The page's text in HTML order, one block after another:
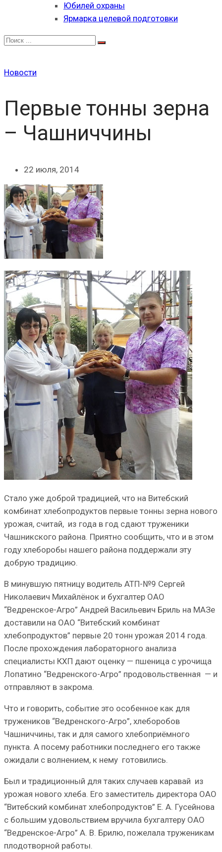
Юбилей охраны
Ярмарка целевой подготовки
Новости
Первые тонны зерна
– Чашниччины
22 июля, 2014
Стало уже доброй традицией, что на Витебский
комбинат хлебопродуктов первые тонны зерна нового
урожая, считай, из года в год сдают труженики
Чашникского района. Приятно сообщить, что и в этом
году хлеборобы нашего района поддержали эту
добрую традицию.
В минувшую пятницу водитель АТП-№9 Сергей
Николаевич Михайлёнок и бухгалтер ОАО
“Ведренское-Агро” Андрей Васильевич Бриль на МАЗе
доставили на ОАО “Витебский комбинат
хлебопродуктов” первые 20 тонн урожая 2014 года.
После прохождения лабораторного анализа
специалисты КХП дают оценку — пшеница с урочища
Лопатино “Ведренского-Агро” продовольственная — и
отправляют в закрома.
Что и говорить, событие это особенное как для
тружеников “Ведренского-Агро”, хлеборобов
Чашниччины, так и для самого хлебоприёмного
пункта. А посему работники последнего его также
ожидали с волнением, к нему готовились.
Был и традиционный для таких случаев каравай из
урожая нового хлеба. Его заместитель директора ОАО
“Витебский комбинат хлебопродуктов” Е. А. Гусейнова
с большим удовольствием вручила бухгалтеру ОАО
“Ведренское-Агро” А. В. Брилю, пожелала труженикам
плодотворной работы.